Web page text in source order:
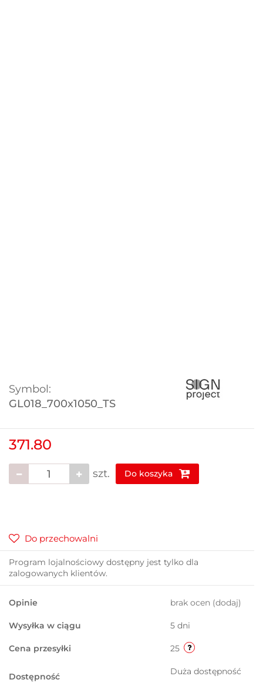
Symbol:
GL018_700x1050_TS
371.80
szt. Do koszyka
Do przechowalni
Program lojalnościowy dostępny jest tylko dla
zalogowanych klientów.
Opinie brak ocen (dodaj)
Wysyłka w ciągu 5 dni
Cena przesyłki 25
Dostępność Duża dostępność